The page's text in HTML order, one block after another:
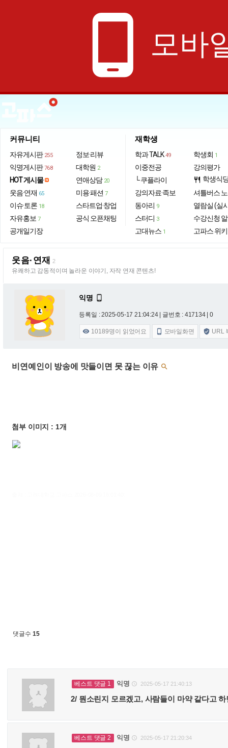
phone_android 모바
커뮤니티
자유게시판 255
익명게시판 768
HOT 게시물
웃음·연재 65
이슈·토론 18
자유홍보 7
공개일기장
정보·리뷰
대학원 2
연애상담 20
미용·패션 7
스타트업·창업
공식 오픈채팅
재학생
학과 TALK 49
이중전공
└ 쿠플라이
강의자료·족보
동아리 9
스터디 3
고대뉴스 1
학생회 1
강의평가
restaurant 학생식
셔틀버스
열람실 (실
수강신청
고파스 위키
웃음·연재 2
유쾌하고 감동적이며 놀라운 이야기, 자작 연재 콘텐츠!
익명 
등록일 : 2025-05-17 21:04:24 | 글번호 : 417134 | 0
 10189명이 읽었어요  모바일화면  URL
비연예인이 방송에 맛들이면 못 끊는 이유 
첨부 이미지 : 1개
댓글수 15
베스트 댓글 1 익명  2025-05-17 21:40:13
2/ 뭔소린지 모르겠고, 사람들이 마약 같다고
베스트 댓글 2 익명  2025-05-17 21:20:34